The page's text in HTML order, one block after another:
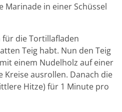
Marinade in einer Schüssel
die Tortillafladen
Teig habt. Nun den Teig
einem Nudelholz auf einer
Kreise ausrollen. Danach die
Hitze) für 1 Minute pro